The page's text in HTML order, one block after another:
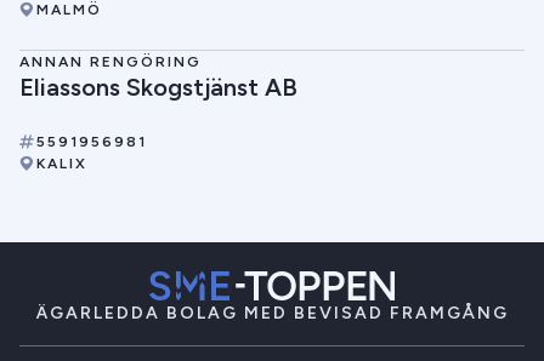
MALMÖ
ANNAN RENGÖRING
Eliassons Skogstjänst AB
5591956981
KALIX
ÄGARLEDDA BOLAG MED BEVISAD FRAMGÅNG